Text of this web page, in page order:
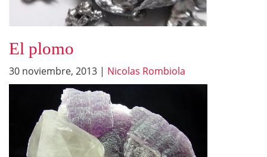
El plomo
30 noviembre, 2013 | Nicolas Rombiola